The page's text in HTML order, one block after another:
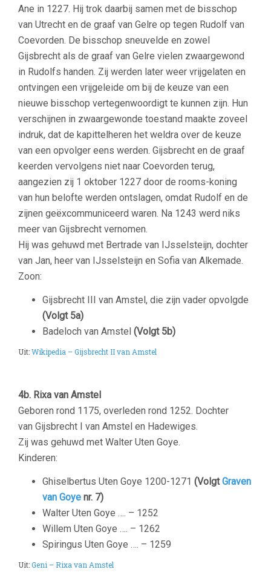
Ane in 1227. Hij trok daarbij samen met de bisschop
van Utrecht en de graaf van Gelre op tegen Rudolf van
Coevorden. De bisschop sneuvelde en zowel
Gijsbrecht als de graaf van Gelre vielen zwaargewond
in Rudolfs handen. Zij werden later weer vrijgelaten en
ontvingen een vrijgeleide om bij de keuze van een
nieuwe bisschop vertegenwoordigt te kunnen zijn. Hun
verschijnen in zwaargewonde toestand maakte zoveel
indruk, dat de kapittelheren het weldra over de keuze
van een opvolger eens werden. Gijsbrecht en de graaf
keerden vervolgens niet naar Coevorden terug,
aangezien zij 1 oktober 1227 door de rooms-koning
van hun belofte werden ontslagen, omdat Rudolf en de
zijnen geëxcommuniceerd waren. Na 1243 werd niks
meer van Gijsbrecht vernomen.
Hij was gehuwd met Bertrade van IJsselsteijn, dochter
van Jan, heer van IJsselsteijn en Sofia van Alkemade.
Zoon:
Gijsbrecht III van Amstel, die zijn vader opvolgde
(Volgt 5a)
Badeloch van Amstel (Volgt 5b)
Uit:Wikipedia – Gijsbrecht II van Amstel
4b. Rixa van Amstel
Geboren rond 1175, overleden rond 1252. Dochter
van Gijsbrecht I van Amstel en Hadewiges.
Zij was gehuwd met Walter Uten Goye.
Kinderen:
Ghiselbertus Uten Goye 1200-1271 (VolgtGraven
van Goye nr. 7)
Walter Uten Goye …. – 1252
Willem Uten Goye …. – 1262
Spiringus Uten Goye …. – 1259
Uit:Geni – Rixa van Amstel